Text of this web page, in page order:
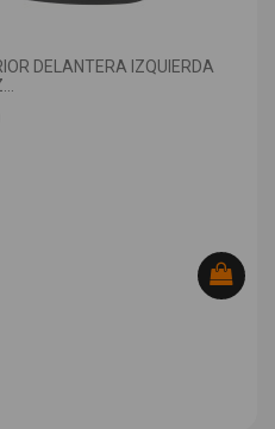
DELANTERA IZQUIERDA